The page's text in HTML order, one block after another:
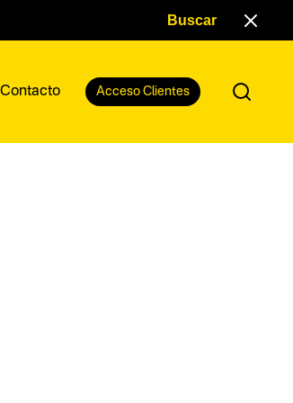
Contacto Acceso Clientes